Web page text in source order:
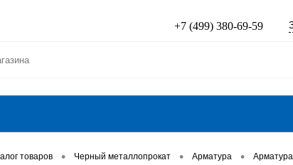
+7 (499) 380-69-59
товаров • Черный металлопрокат • Арматура •